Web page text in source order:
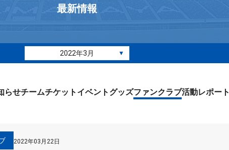
最新情報
2022年3月 ▼
らせチームチケット イベント グッズファンクラブ活動レポート
2022年03月22日